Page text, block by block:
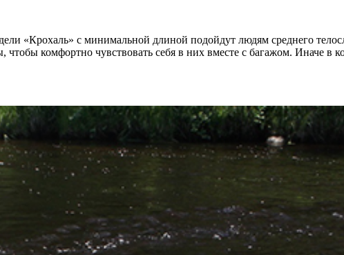
«Крохаль» с минимальной длиной подойдут людям среднего
комфортно чувствовать себя в них вместе с багажом. Иначе в